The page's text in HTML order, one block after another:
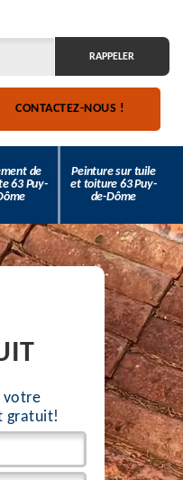
CONTACTEZ-NOUS !
de
63 Puy-
Peinture sur tuile
et toiture 63 Puy-
de-Dôme
votre
gratuit!